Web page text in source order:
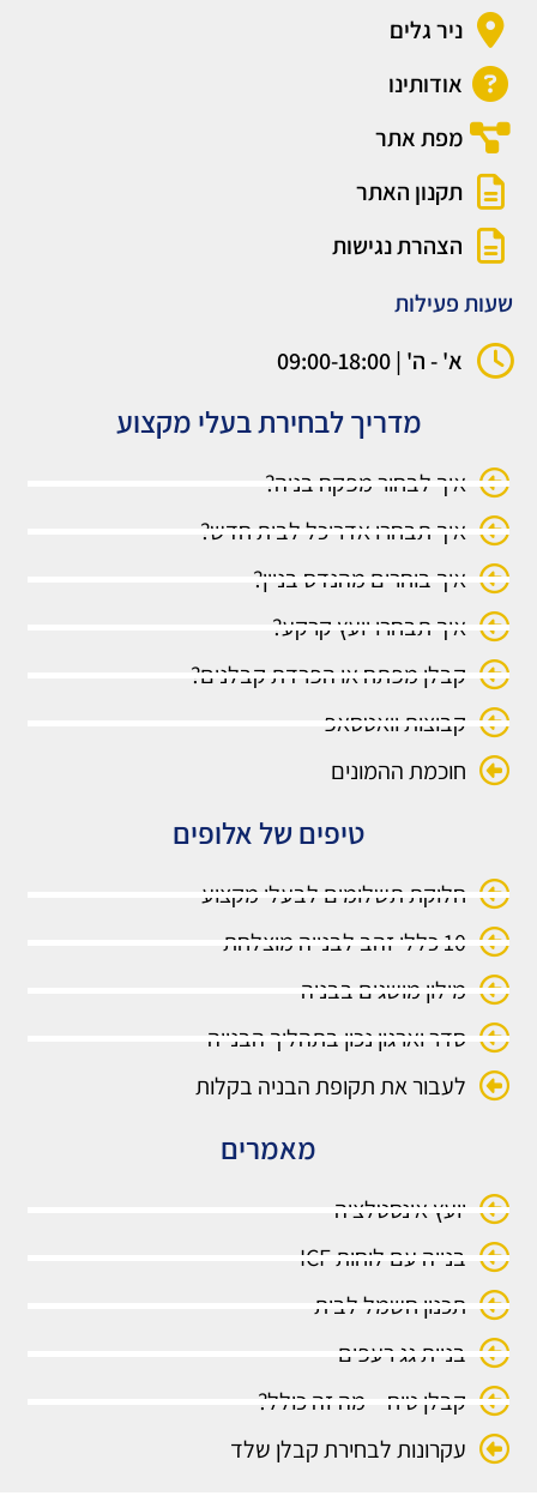
ניר גלים
אודותינו
מפת אתר
תקנון האתר
הצהרת נגישות
שעות פעילות
א' - ה' | 09:00-18:00
מדריך לבחירת בעלי מקצוע
איך לבחור מפקח בניה?
איך תבחרו אדריכל לבית חדש?
איך בוחרים מהנדס בניין?
איך תבחרו יועץ קרקע?
קבלן מפתח או הפרדת קבלנים?
קבוצות וואטסאפ
חוכמת ההמונים
טיפים של אלופים
חלוקת תשלומים לבעלי מקצוע
10 כללי זהב לבנייה מוצלחת
מילון מושגים בבניה
סדר וארגון נכון בתהליך הבנייה
לעבור את תקופת הבניה בקלות
מאמרים
יועץ אינסטלציה
בנייה עם לוחות ICF
תכנון חשמל לבית
בניית גג רעפים
קבלן טיח – מה זה כולל?
עקרונות לבחירת קבלן שלד